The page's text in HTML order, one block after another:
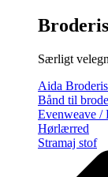
Særligt
Aida
Bånd til
Evenweave /
Hørlærred
Stramaj stof